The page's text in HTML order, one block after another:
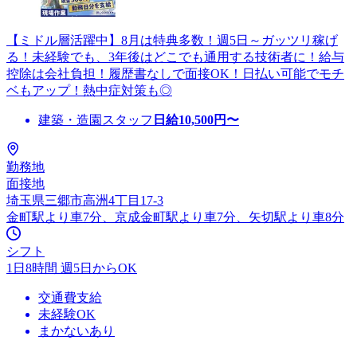
【ミドル層活躍中】8月は特典多数！週5日～ガッツリ稼げ
る！未経験でも、3年後はどこでも通用する技術者に！給与
控除は会社負担！履歴書なしで面接OK！日払い可能でモチ
ベもアップ！熱中症対策も◎
建築・造園スタッフ 日給10,500円〜
勤務地
面接地
埼玉県三郷市高洲4丁目17-3
金町駅より車7分、京成金町駅より車7分、矢切駅より車8分
シフト
1日8時間 週5日からOK
交通費支給
未経験OK
まかないあり